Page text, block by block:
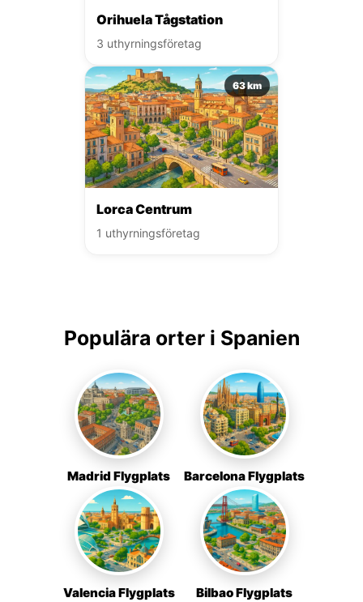
Orihuela Tågstation
3 uthyrningsföretag
63 km
Lorca Centrum
1 uthyrningsföretag
Populära orter i Spanien
Madrid Flygplats Barcelona Flygplats
Valencia Flygplats Bilbao Flygplats